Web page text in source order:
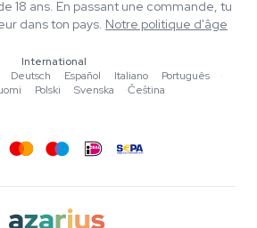
18 ans. En passant une commande, tu
dans ton pays. Notre politique d'âge
International
·Deutsch ·Español ·Italiano ·Português
·
·Polski ·Svenska ·Čeština